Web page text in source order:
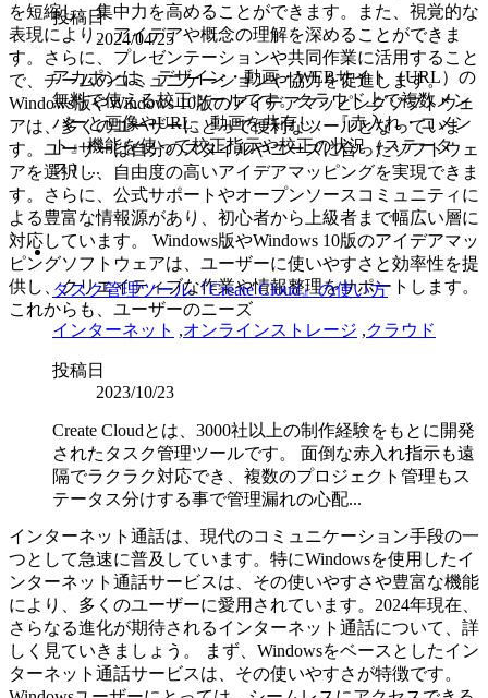
を短縮し、集中力を高めることができます。また、視覚的な
表現により、アイデアや概念の理解を深めることができま
す。さらに、プレゼンテーションや共同作業に活用すること
で、チームのコミュニケーションや協力を促進します。
Windows版やWindows 10版のアイデアマッピングソフトウェ
アは、多くのユーザーにとって便利なツールとなっていま
す。ユーザーは自分のスタイルやニーズに合ったソフトウェ
アを選択し、自由度の高いアイデアマッピングを実現できま
す。さらに、公式サポートやオープンソースコミュニティに
よる豊富な情報源があり、初心者から上級者まで幅広い層に
対応しています。 Windows版やWindows 10版のアイデアマッ
ピングソフトウェアは、ユーザーに使いやすさと効率性を提
供し、クリエイティブな作業や情報整理をサポートします。
これからも、ユーザーのニーズ
インターネット通話は、現代のコミュニケーション手段の一
つとして急速に普及しています。特にWindowsを使用したイ
ンターネット通話サービスは、その使いやすさや豊富な機能
により、多くのユーザーに愛用されています。2024年現在、
さらなる進化が期待されるインターネット通話について、詳
しく見ていきましょう。 まず、Windowsをベースとしたイン
ターネット通話サービスは、その使いやすさが特徴です。
投稿日
2024/04/25
アカポンは、デザイン・動画・WEBサイト（URL）の
無料で使える校正ツールです。クラウド上で複数メン
バーと画像やURL、動画を共有し、『赤入れ・コメン
ト』機能を使って校正指示や校正の状況（ステータ
ス）...
タスク管理ツール『Create Cloud』の使い方
インターネット ,オンラインストレージ ,クラウド
投稿日
2023/10/23
Create Cloudとは、3000社以上の制作経験をもとに開発
されたタスク管理ツールです。 面倒な赤入れ指示も遠
隔でラクラク対応でき、複数のプロジェクト管理もス
テータス分けする事で管理漏れの心配...